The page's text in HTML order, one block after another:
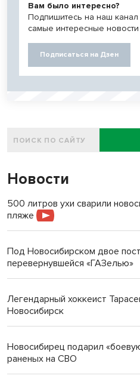
Вам было интересно?
Подпишитесь на наш
самые интересные
Подписаться на Дзен
Новости
500 литров ухи сварили
пляже
Под Новосибирском двое
перевернувшейся «ГАЗелью»
Легендарный хоккеист
Новосибирск
Новосибирец подарил
раненых на СВО